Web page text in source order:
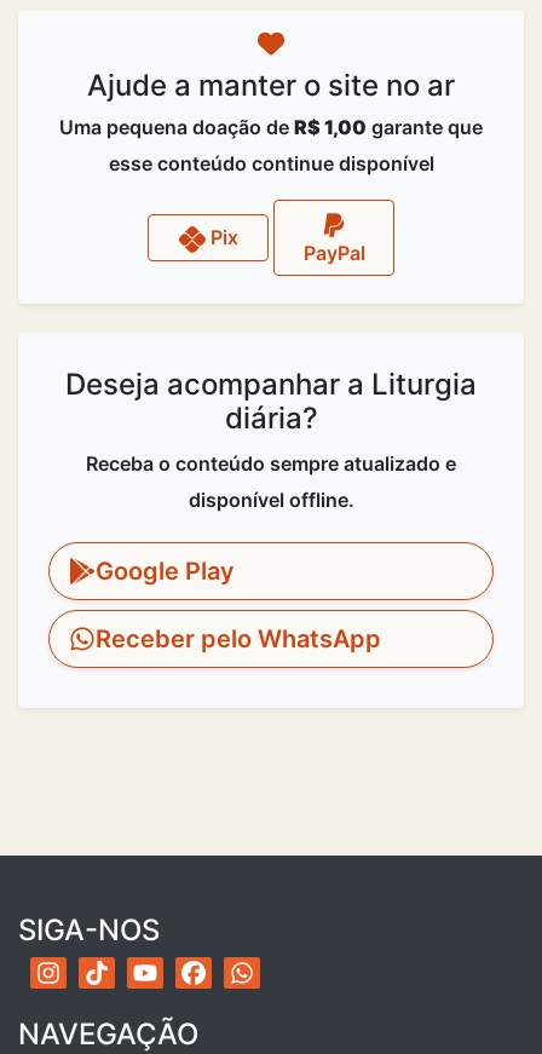
Ajude a manter o site no ar
Uma pequena doação de R$ 1,00 garante que
esse conteúdo continue disponível
Pix
PayPal
Deseja acompanhar a Liturgia
diária?
Receba o conteúdo sempre atualizado e
disponível offline.
Google Play
Receber pelo WhatsApp
SIGA-NOS
NAVEGAÇÃO